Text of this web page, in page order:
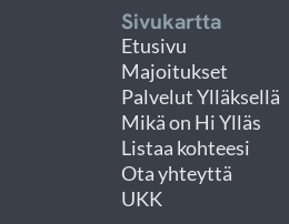
Sivukartta
Etusivu
Majoitukset
Palvelut Ylläksellä
Mikä on Hi Ylläs
Listaa kohteesi
Ota yhteyttä
UKK